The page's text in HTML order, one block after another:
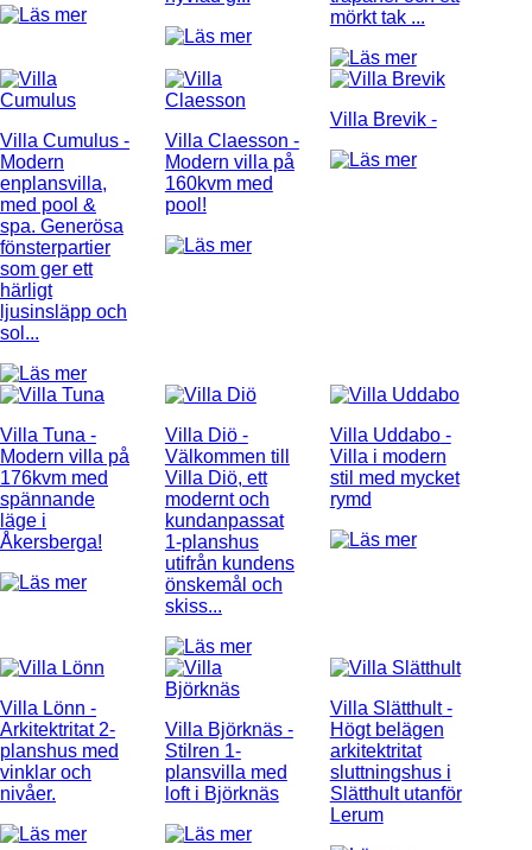
mörkt tak ...
Villa Cumulus -
Modern
enplansvilla,
med pool &
spa. Generösa
fönsterpartier
som ger ett
härligt
ljusinsläpp och
sol...
Villa Claesson -
Modern villa på
160kvm med
pool!
Villa Brevik-
Villa Tuna -
Modern villa på
176kvm med
spännande
läge i
Åkersberga!
Villa Diö-
Välkommen till
Villa Diö, ett
modernt och
kundanpassat
1-planshus
utifrån kundens
önskemål och
skiss...
Villa Uddabo-
Villa i modern
stil med mycket
rymd
Villa Lönn -
Arkitektritat 2-
planshus med
vinklar och
nivåer.
Villa Björknäs-
Stilren 1-
plansvilla med
loft i Björknäs
Villa Slätthult-
Högt belägen
arkitektritat
sluttningshus i
Slätthult utanför
Lerum